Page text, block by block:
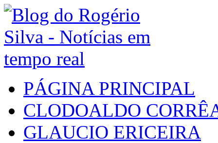
PÁGINA PRINCIPAL
CLODOALDO
GLAUCIO ERICEIRA